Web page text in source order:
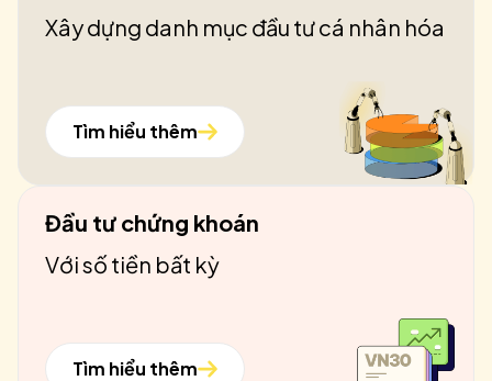
Xây dựng danh mục đầu tư cá nhân hóa
Tìm hiểu thêm
Đầu tư chứng khoán
Với số tiền bất kỳ
Tìm hiểu thêm